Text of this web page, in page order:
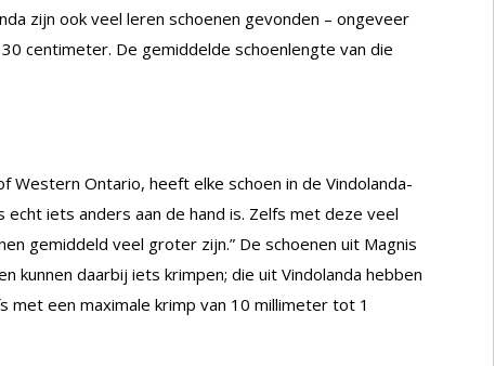
zijn ook veel leren schoenen gevonden – ongeveer
centimeter. De gemiddelde schoenlengte van die
Western Ontario, heeft elke schoen in de Vindolanda-
iets anders aan de hand is. Zelfs met deze veel
gemiddeld veel groter zijn.” De schoenen uit Magnis
kunnen daarbij iets krimpen; die uit Vindolanda hebben
met een maximale krimp van 10 millimeter tot 1